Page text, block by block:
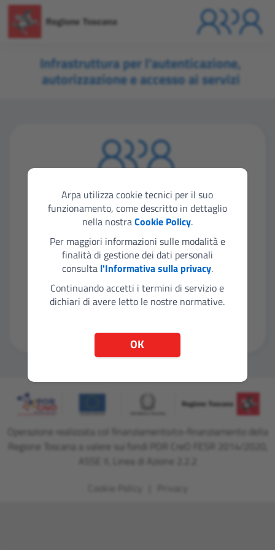
Infrastruttura per l'autenticazione,
autorizzazione e accesso ai servizi
vuoi utilizzare per accedere
Entra con CIE
Operazione realizzata col finanziamento/co-finanziamento della
Regione Toscana a valere sui fondi POR CreO FESR 2014/2020,
Arpa utilizza cookie tecnici per il suo
funzionamento, come descritto in dettaglio
nella nostraCookie Policy.
Per maggiori informazioni sulle modalità e
finalità di gestione dei dati personali
consulta l'Informativa sulla privacy.
Continuando accetti i termini di servizio e
dichiari di avere letto le nostre normative.
OK